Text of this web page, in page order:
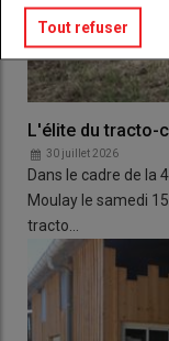
L'élite du tracto-
30 juillet 2026
Dans le cadre de la
Moulay le samedi
tracto…
Tout refuser